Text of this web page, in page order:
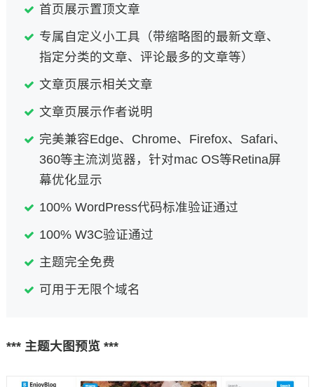
首页展示置顶文章
专属自定义小工具（带缩略图的最新文章、
指定分类的文章、评论最多的文章等）
文章页展示相关文章
文章页展示作者说明
完美兼容Edge、Chrome、Firefox、Safari、
360等主流浏览器，针对mac OS等Retina屏
幕优化显示
100% WordPress代码标准验证通过
100% W3C验证通过
主题完全免费
可用于无限个域名
*** 主题大图预览 ***